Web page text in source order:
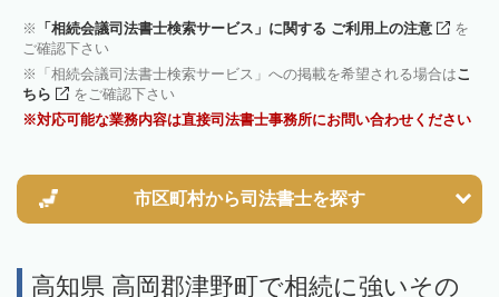
「相続会議司法書士検索サービス」に関する ご利用上の注意
を
ご確認下さい
「相続会議司法書士検索サービス」への掲載を希望される場合はこ
ちら
をご確認下さい
対応可能な業務内容は直接司法書士事務所にお問い合わせください
市区町村から司法書士を探す
高知県 高岡郡津野町で相続に強いその